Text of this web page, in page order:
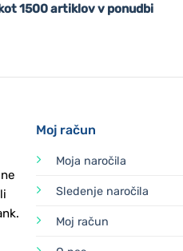
1500 artiklov v ponudbi
Moj račun
Moja naročila
Sledenje naročila
Moj račun